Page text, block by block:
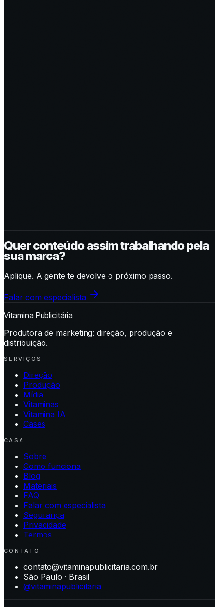
Quer conteúdo assim trabalhando pela
sua marca?
Aplique. A gente te devolve o próximo passo.
Falar com especialista
Vitamina Publicitária
Produtora de marketing: direção, produção e
distribuição.
SERVIÇOS
Direção
Produção
Mídia
Vitaminas
Vitamina IA
Cases
CASA
Sobre
Como funciona
Blog
Materiais
FAQ
Falar com especialista
Segurança
Privacidade
Termos
CONTATO
contato@vitaminapublicitaria.com.br
São Paulo · Brasil
@vitaminapublicitaria